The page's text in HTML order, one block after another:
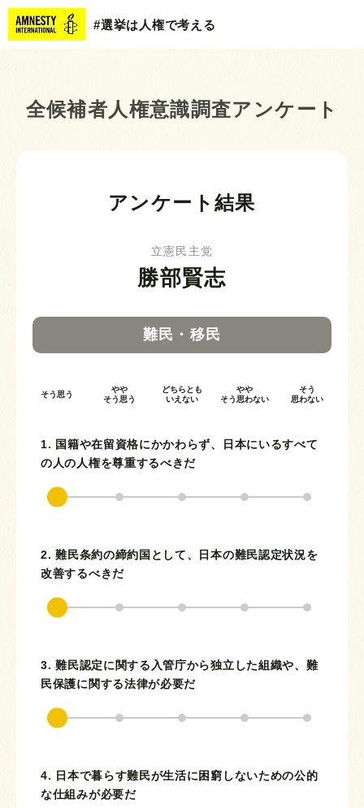
#選挙は人権で考える
全候補者人権意識調査アンケート
アンケート結果
立憲民主党
勝部賢志
難民・移民
そう思う
やや
そう思う
どちらとも
いえない
やや
そう思わない
そう
思わない
1. 国籍や在留資格にかかわらず、日本にいるすべて
の人の人権を尊重するべきだ
2. 難民条約の締約国として、日本の難民認定状況を
改善するべきだ
3. 難民認定に関する入管庁から独立した組織や、難
民保護に関する法律が必要だ
4. 日本で暮らす難民が生活に困窮しないための公的
な仕組みが必要だ